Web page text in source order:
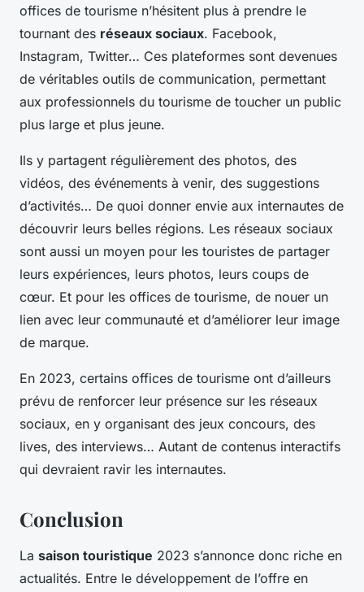
offices de tourisme n’hésitent plus à prendre le
tournant des réseaux sociaux. Facebook,
Instagram, Twitter… Ces plateformes sont devenues
de véritables outils de communication, permettant
aux professionnels du tourisme de toucher un public
plus large et plus jeune.
Ils y partagent régulièrement des photos, des
vidéos, des événements à venir, des suggestions
d’activités… De quoi donner envie aux internautes de
découvrir leurs belles régions. Les réseaux sociaux
sont aussi un moyen pour les touristes de partager
leurs expériences, leurs photos, leurs coups de
cœur. Et pour les offices de tourisme, de nouer un
lien avec leur communauté et d’améliorer leur image
de marque.
En 2023, certains offices de tourisme ont d’ailleurs
prévu de renforcer leur présence sur les réseaux
sociaux, en y organisant des jeux concours, des
lives, des interviews… Autant de contenus interactifs
qui devraient ravir les internautes.
Conclusion
La saison touristique 2023 s’annonce donc riche en
actualités. Entre le développement de l’offre en